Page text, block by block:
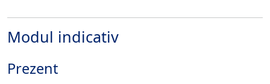
Modul indicativ
Prezent